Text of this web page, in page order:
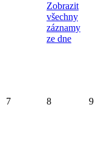
Zobrazit
všechny
záznamy
ze dne
7 8 9